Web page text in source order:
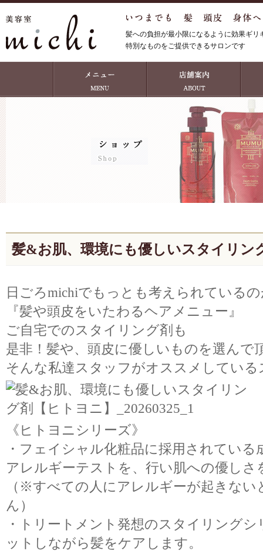
髪への負担が最小限になるように効果ギ
特別なものをご提供できるサロンです
髪&お肌、環境にも優しいスタイリン
日ごろmichiでもっとも考えられている
『髪や頭皮をいたわるヘアメニュー』
ご自宅でのスタイリング剤も
是非！髪や、頭皮に優しいものを選んで
そんな私達スタッフがオススメしてい
《ヒトヨニシリーズ》
・フェイシャル化粧品に採用されてい
アレルギーテストを、行い肌への優しさ
（※すべての人にアレルギーが起きな
ん）
・トリートメント発想のスタイリング
ットしながら髪をケアします。